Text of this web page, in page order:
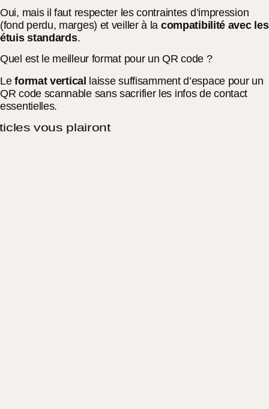
Oui, mais il faut respecter les contraintes d’impression
(fond perdu, marges) et veiller à la compatibilité avec les
étuis standards.
Quel est le meilleur format pour un QR code ?
Leformat vertical
laisse suffisamment d’espace pour un
QR code scannable sans sacrifier les infos de contact
essentielles.
vous plairont